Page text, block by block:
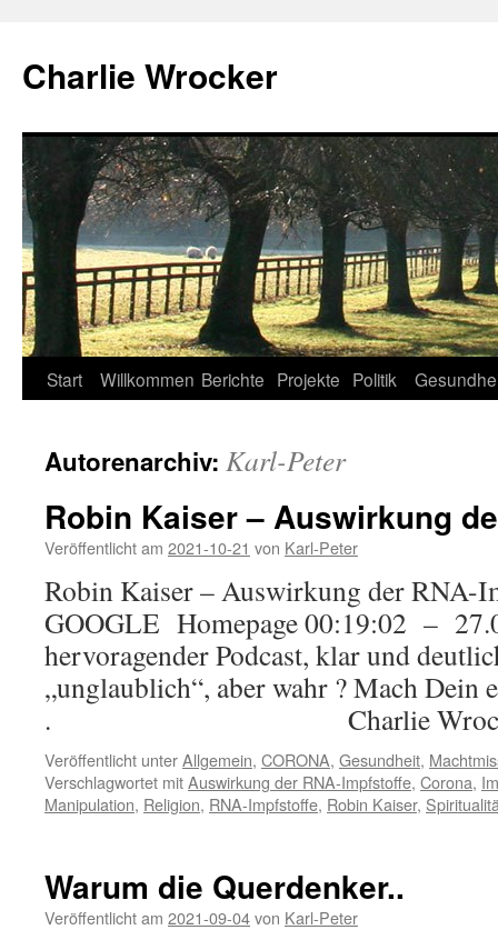
springen
Charlie Wrocker
Start Willkommen Berichte Projekte Politik
Autorenarchiv: Karl-Peter
Robin Kaiser – Auswirkung
Veröffentlicht am 2021-10-21 von Karl-Peter
Robin Kaiser – Auswirkung der
GOOGLE Homepage 00:19:02 –
hervoragender Podcast, klar und
„unglaublich“, aber wahr ? Mach Dein
. Charlie Wrocker
Veröffentlicht unterAllgemein, CORONA, Gesundheit,
Verschlagwortet mitAuswirkung der RNA-Impfstoffe, Corona,
Manipulation, Religion, RNA-Impfstoffe, Robin Kaiser,
Warum die Querdenker..
Veröffentlicht am 2021-09-04von Karl-Peter